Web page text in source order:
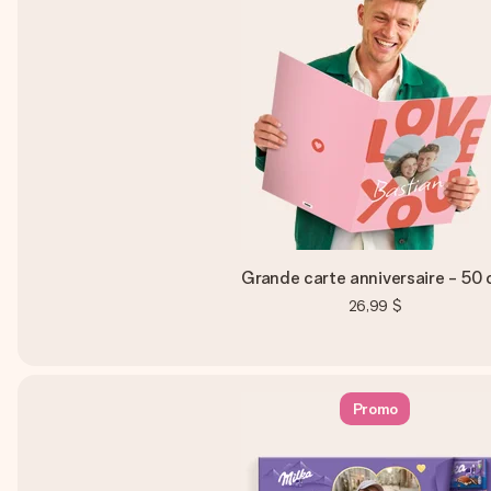
Grande carte anniversaire - 50
26,99 $
Promo